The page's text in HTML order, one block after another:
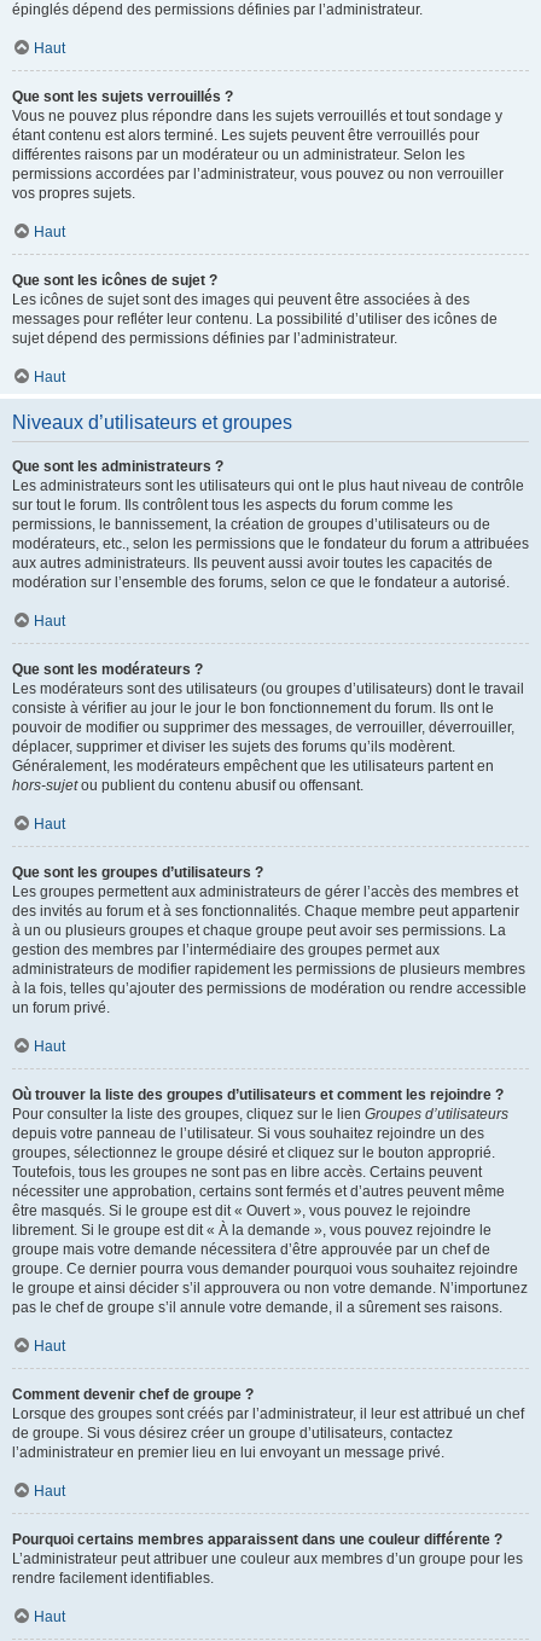
épinglés dépend des permissions définies par l’administrateur.
Haut
Que sont les sujets verrouillés ?
Vous ne pouvez plus répondre dans les sujets verrouillés et tout sondage y
étant contenu est alors terminé. Les sujets peuvent être verrouillés pour
différentes raisons par un modérateur ou un administrateur. Selon les
permissions accordées par l’administrateur, vous pouvez ou non verrouiller
vos propres sujets.
Haut
Que sont les icônes de sujet ?
Les icônes de sujet sont des images qui peuvent être associées à des
messages pour refléter leur contenu. La possibilité d’utiliser des icônes de
sujet dépend des permissions définies par l’administrateur.
Haut
Niveaux d’utilisateurs et groupes
Que sont les administrateurs ?
Les administrateurs sont les utilisateurs qui ont le plus haut niveau de contrôle
sur tout le forum. Ils contrôlent tous les aspects du forum comme les
permissions, le bannissement, la création de groupes d’utilisateurs ou de
modérateurs, etc., selon les permissions que le fondateur du forum a attribuées
aux autres administrateurs. Ils peuvent aussi avoir toutes les capacités de
modération sur l’ensemble des forums, selon ce que le fondateur a autorisé.
Haut
Que sont les modérateurs ?
Les modérateurs sont des utilisateurs (ou groupes d’utilisateurs) dont le travail
consiste à vérifier au jour le jour le bon fonctionnement du forum. Ils ont le
pouvoir de modifier ou supprimer des messages, de verrouiller, déverrouiller,
déplacer, supprimer et diviser les sujets des forums qu’ils modèrent.
Généralement, les modérateurs empêchent que les utilisateurs partent en
hors-sujetou publient du contenu abusif ou offensant.
Haut
Que sont les groupes d’utilisateurs ?
Les groupes permettent aux administrateurs de gérer l’accès des membres et
des invités au forum et à ses fonctionnalités. Chaque membre peut appartenir
à un ou plusieurs groupes et chaque groupe peut avoir ses permissions. La
gestion des membres par l’intermédiaire des groupes permet aux
administrateurs de modifier rapidement les permissions de plusieurs membres
à la fois, telles qu’ajouter des permissions de modération ou rendre accessible
un forum privé.
Haut
Où trouver la liste des groupes d’utilisateurs et comment les rejoindre ?
Pour consulter la liste des groupes, cliquez sur le lien Groupes d’utilisateurs
depuis votre panneau de l’utilisateur. Si vous souhaitez rejoindre un des
groupes, sélectionnez le groupe désiré et cliquez sur le bouton approprié.
Toutefois, tous les groupes ne sont pas en libre accès. Certains peuvent
nécessiter une approbation, certains sont fermés et d’autres peuvent même
être masqués. Si le groupe est dit « Ouvert », vous pouvez le rejoindre
librement. Si le groupe est dit « À la demande », vous pouvez rejoindre le
groupe mais votre demande nécessitera d’être approuvée par un chef de
groupe. Ce dernier pourra vous demander pourquoi vous souhaitez rejoindre
le groupe et ainsi décider s’il approuvera ou non votre demande. N’importunez
pas le chef de groupe s’il annule votre demande, il a sûrement ses raisons.
Haut
Comment devenir chef de groupe ?
Lorsque des groupes sont créés par l’administrateur, il leur est attribué un chef
de groupe. Si vous désirez créer un groupe d’utilisateurs, contactez
l’administrateur en premier lieu en lui envoyant un message privé.
Haut
Pourquoi certains membres apparaissent dans une couleur différente ?
L’administrateur peut attribuer une couleur aux membres d’un groupe pour les
rendre facilement identifiables.
Haut